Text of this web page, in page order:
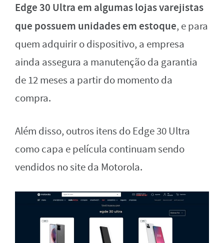
Edge 30 Ultra em algumas lojas varejistas
que possuem unidades em estoque, e para
quem adquirir o dispositivo, a empresa
ainda assegura a manutenção da garantia
de 12 meses a partir do momento da
compra.
Além disso, outros itens do Edge 30 Ultra
como capa e película continuam sendo
vendidos no site da Motorola.